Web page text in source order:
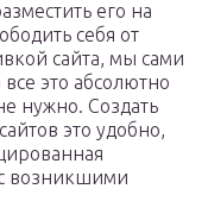
его на
себя от
сайта, мы сами
это абсолютно
нужно. Создать
это удобно,
возникшими